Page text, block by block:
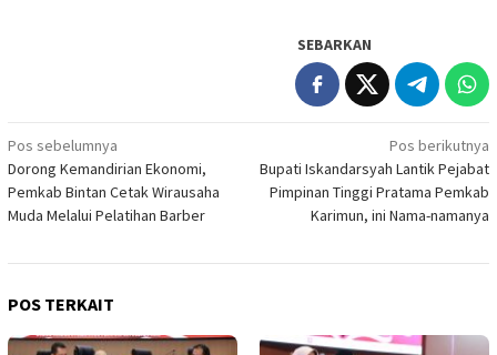
SEBARKAN
Navigasi
pos
Pos sebelumnya
Dorong Kemandirian Ekonomi,
Pemkab Bintan Cetak Wirausaha
Muda Melalui Pelatihan Barber
Pos berikutnya
Bupati Iskandarsyah Lantik Pejabat
Pimpinan Tinggi Pratama Pemkab
Karimun, ini Nama-namanya
POS TERKAIT